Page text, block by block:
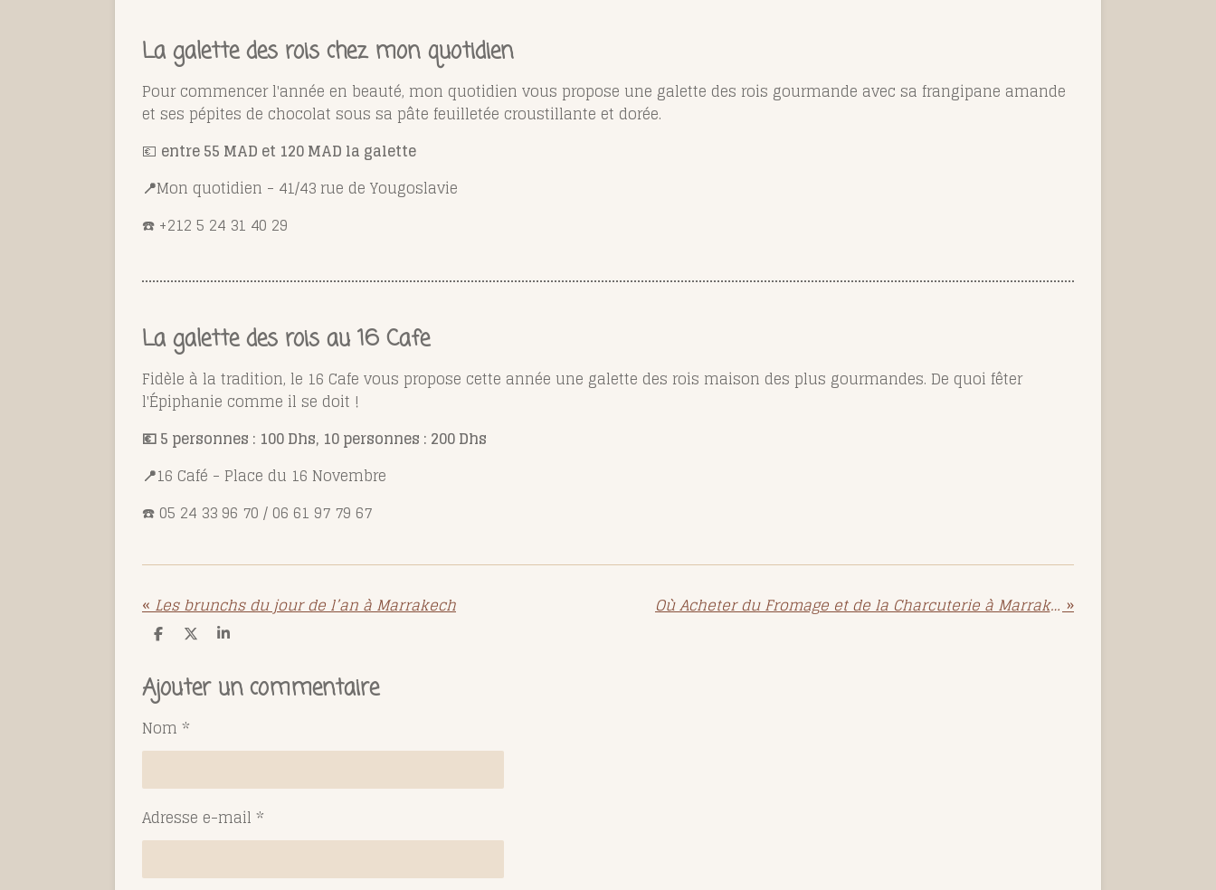
La galette des rois chez mon quotidien
Pour commencer l'année en beauté, mon quotidien vous propose une galette des rois gourmande avec sa frangipane amande
et ses pépites de chocolat sous sa pâte feuilletée croustillante et dorée.
💶 entre 55 MAD et 120 MAD la galette
📍Mon quotidien - 41/43 rue de Yougoslavie
☎️ +212 5 24 31 40 29
La galette des rois au 16 Cafe
Fidèle à la tradition, le 16 Cafe vous propose cette année une galette des rois maison des plus gourmandes. De quoi fêter
l'Épiphanie comme il se doit !
💶 5 personnes : 100 Dhs, 10 personnes : 200 Dhs
📍16 Café - Place du 16 Novembre
☎️ 05 24 33 96 70 / 06 61 97 79 67
«Les brunchs du jour de l’an à Marrakech Où Acheter du Fromage et de la Charcuterie à Marrakech : Les Meilleurs Endroits pour Savourer des Produits Fins»
P
t
a
g
e
r
P
t
a
P
t
a
Ajouter un commentaire
Nom *
Adresse e-mail *